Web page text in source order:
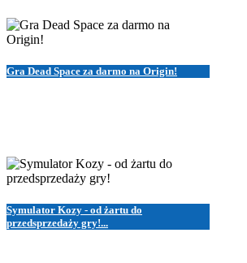
Gra Dead Space za darmo na Origin!
Symulator Kozy - od żartu do
przedsprzedaży gry!...